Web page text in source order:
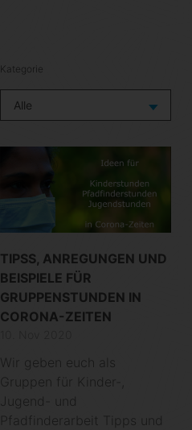
Kategorie
TIPSS, ANREGUNGEN UND
BEISPIELE FÜR
GRUPPENSTUNDEN IN
CORONA-ZEITEN
Wir geben euch als
Gruppen für Kinder-,
Jugend- und
Pfadfinderarbeit Tipps und